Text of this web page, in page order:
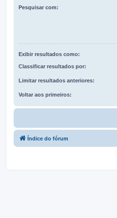
Pesquisar com:
Exibir resultados como:
Classificar resultados por:
Limitar resultados anteriores:
Voltar aos primeiros:
Índice do fórum